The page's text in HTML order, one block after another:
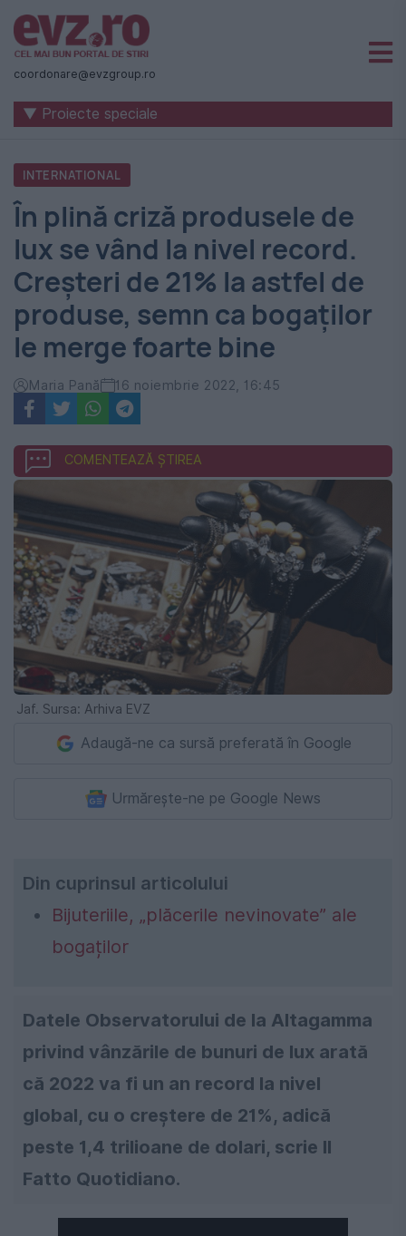
Știri
naționale
internaționale
România
Evenimentul
Zilei
coordonare@evzgroup.ro
▼ Proiecte speciale
INTERNATIONAL
În plină criză produsele de
lux se vând la nivel record.
Creșteri de 21% la astfel de
produse, semn ca bogaților
le merge foarte bine
Maria Pană 16 noiembrie 2022, 16:45
COMENTEAZĂ ȘTIREA
Jaf. Sursa: Arhiva EVZ
Adaugă-ne ca sursă preferată în Google
Urmărește-ne pe Google News
Din cuprinsul articolului
Bijuteriile, „plăcerile nevinovate” ale
bogaților
Datele Observatorului de la Altagamma
privind vânzările de bunuri de lux arată
că 2022 va fi un an record la nivel
global, cu o creștere de 21%, adică
peste 1,4 trilioane de dolari, scrie Il
Fatto Quotidiano.